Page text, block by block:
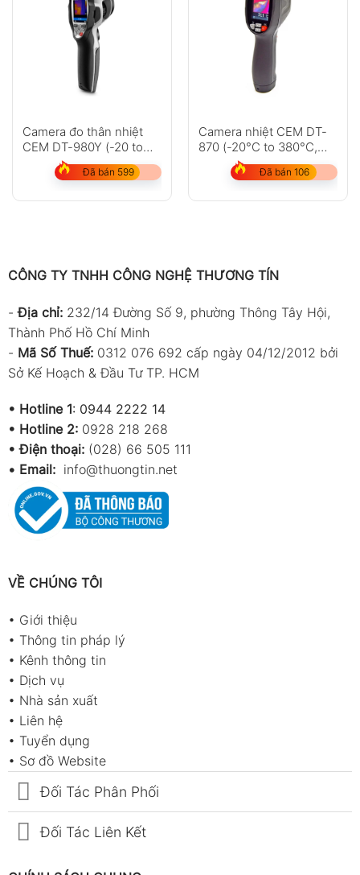
Camera đo thân nhiệt
CEM DT-980Y (-20 to
+350°C, 80×80px,
Zoom 32x)Đã bán 599
Camera nhiệt CEM DT-
870 (-20°C to 380°C,
80×80, 50Hz)
Đã bán 106
CÔNG TY TNHH CÔNG NGHỆ THƯƠNG TÍN
-Địa chỉ: 232/14 Đường Số 9, phường Thông Tây Hội,
Thành Phố Hồ Chí Minh
- Mã Số Thuế: 0312 076 692 cấp ngày 04/12/2012 bởi
Sở Kế Hoạch & Đầu Tư TP. HCM
• Hotline 1: 0944 2222 14
• Hotline 2: 0928 218 268
• Điện thoại: (028) 66 505 111
• Email: info@thuongtin.net
VỀ CHÚNG TÔI
• Giới thiệu
• Thông tin pháp lý
• Kênh thông tin
• Dịch vụ
• Nhà sản xuất
• Liên hệ
• Tuyển dụng
• Sơ đồ Website
Đối Tác Phân Phối
Đối Tác Liên Kết